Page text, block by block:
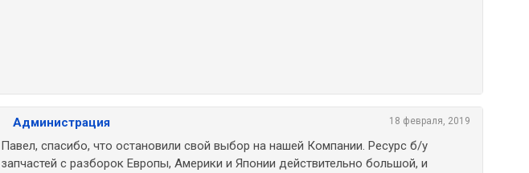
18 февраля, 2019
Администрация
Павел, спасибо, что остановили свой выбор на нашей Компании. Ресурс б/у
запчастей с разборок Европы, Америки и Японии действительно большой, и